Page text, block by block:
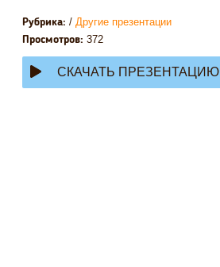
Рубрика: / Другие презентации
Просмотров: 372
СКАЧАТЬ ПРЕЗЕНТАЦИЮ